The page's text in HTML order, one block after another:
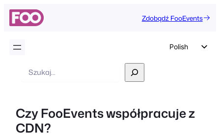
Zdobądź FooEvents
Polish
Spanish
Wyszukiwanie
Czy FooEvents współpracuje z
CDN?